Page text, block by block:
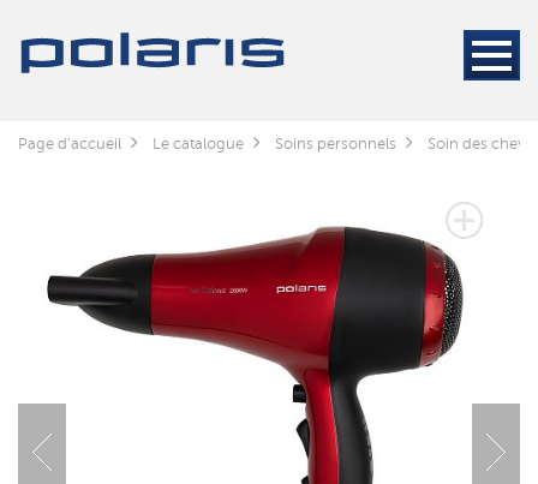
Page d'accueil Le catalogue Soins personnels Soin des